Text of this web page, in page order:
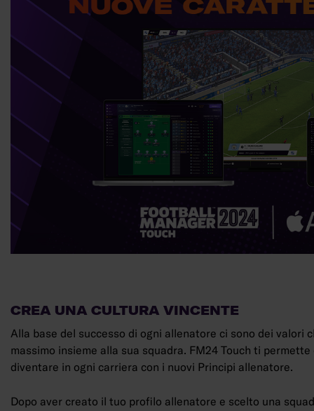
CREA UNA CULTURA VINCENTE
Alla base del successo di ogni allenatore ci sono dei valori
massimo insieme alla sua squadra. FM24 Touch ti
diventare in ogni carriera con i nuovi Principi allenatore.
Dopo aver creato il tuo profilo allenatore e scelto una